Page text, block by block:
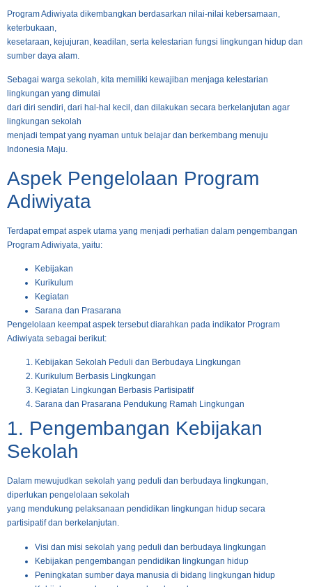
Program Adiwiyata dikembangkan berdasarkan nilai-nilai kebersamaan,
keterbukaan,
kesetaraan, kejujuran, keadilan, serta kelestarian fungsi lingkungan hidup dan
sumber daya alam.
Sebagai warga sekolah, kita memiliki kewajiban menjaga kelestarian
lingkungan yang dimulai
dari diri sendiri, dari hal-hal kecil, dan dilakukan secara berkelanjutan agar
lingkungan sekolah
menjadi tempat yang nyaman untuk belajar dan berkembang menuju
Indonesia Maju.
Aspek Pengelolaan Program
Adiwiyata
Terdapat empat aspek utama yang menjadi perhatian dalam pengembangan
Program Adiwiyata, yaitu:
Kebijakan
Kurikulum
Kegiatan
Sarana dan Prasarana
Pengelolaan keempat aspek tersebut diarahkan pada indikator Program
Adiwiyata sebagai berikut:
Kebijakan Sekolah Peduli dan Berbudaya Lingkungan
Kurikulum Berbasis Lingkungan
Kegiatan Lingkungan Berbasis Partisipatif
Sarana dan Prasarana Pendukung Ramah Lingkungan
1. Pengembangan Kebijakan
Sekolah
Dalam mewujudkan sekolah yang peduli dan berbudaya lingkungan,
diperlukan pengelolaan sekolah
yang mendukung pelaksanaan pendidikan lingkungan hidup secara
partisipatif dan berkelanjutan.
Visi dan misi sekolah yang peduli dan berbudaya lingkungan
Kebijakan pengembangan pendidikan lingkungan hidup
Peningkatan sumber daya manusia di bidang lingkungan hidup